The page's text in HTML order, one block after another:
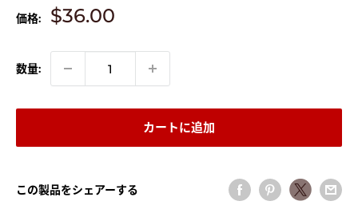
価格:
販
価
格
$36.00
数量:
カートに追加
この製品をシェアーする